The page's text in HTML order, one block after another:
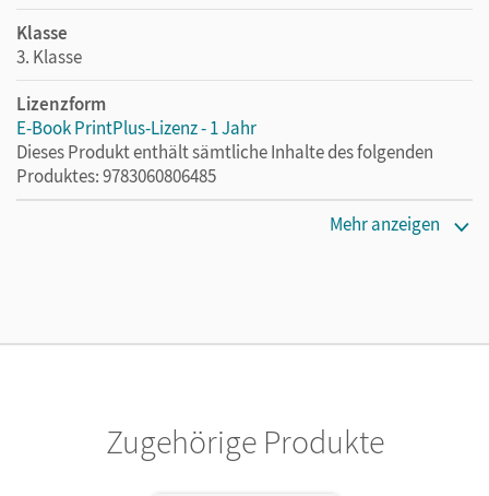
Klasse
3. Klasse
Lizenzform
E-Book PrintPlus-Lizenz - 1 Jahr
Dieses Produkt enthält sämtliche Inhalte des folgenden
Produktes: 9783060806485
ein Jahr lang ergänzend zum Print-Titel nutzen möchten.
Cornelsen: VWV
Mehr anzeigen
Zugehörige Produkte